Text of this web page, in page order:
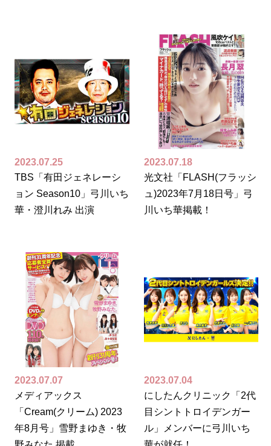
2023.07.25
TBS「有田ジェネレーシ
ョン Season10」弓川いち
華・澄川れみ 出演
2023.07.18
光文社「FLASH(フラッシ
ュ)2023年7月18日号」弓
川いち華掲載！
2023.07.07
メディアックス
「Cream(クリーム) 2023
年8月号」雪野まゆき・牧
2023.07.04
にしたんクリニック「2代
目シントトロイデンガー
ル」メンバーに弓川いち